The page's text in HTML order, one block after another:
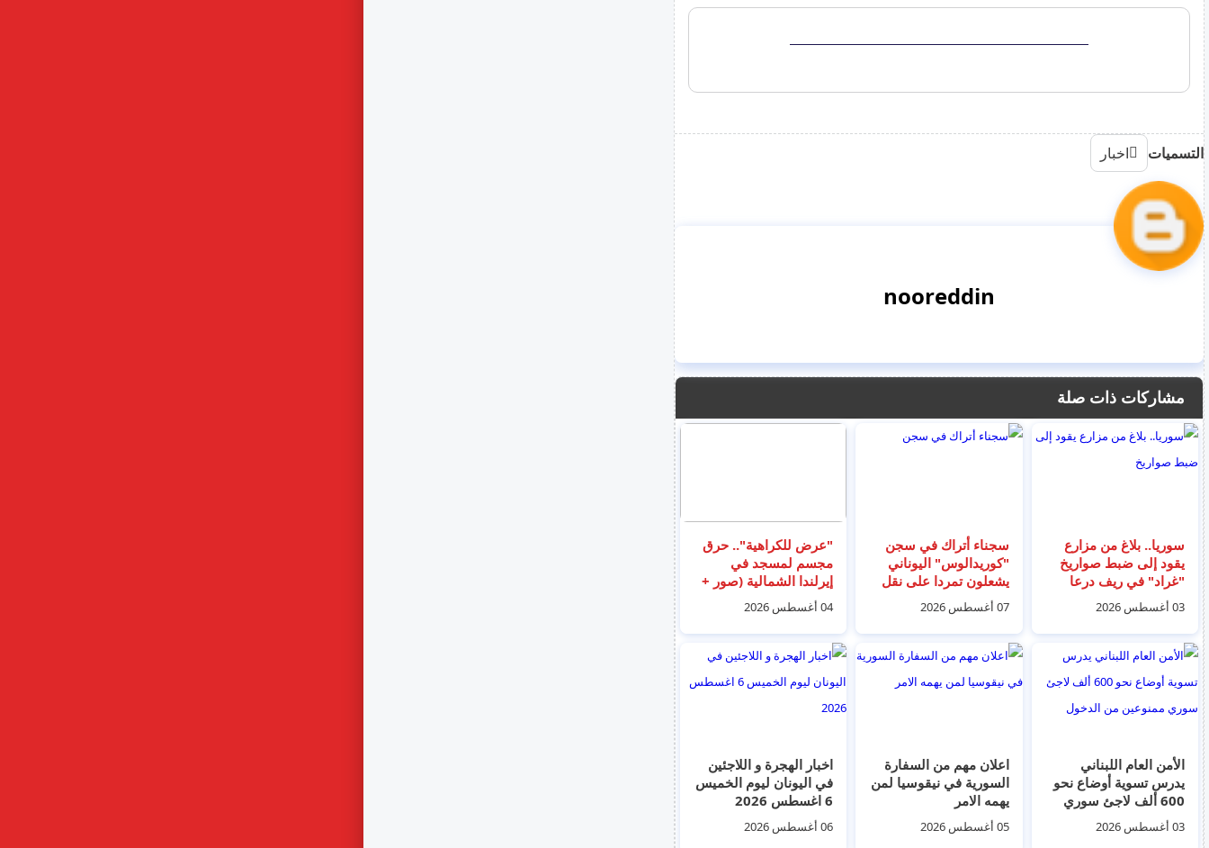
التسميات اخبار
nooreddin
مشاركات ذات صلة
سوريا.. بلاغ من مزارع
يقود إلى ضبط صواريخ
"غراد" في ريف درعا
03 أغسطس 2026
سجناء أتراك في سجن
"كوريدالوس" اليوناني
يشعلون تمردا على نقل
أحد النزلاء تمهيدًا لترحيله
إلى تركيا
07 أغسطس 2026
"عرض للكراهية".. حرق
مجسم لمسجد في
إيرلندا الشمالية (صور +
فيديو)04 أغسطس 2026
الأمن العام اللبناني
يدرس تسوية أوضاع نحو
600 ألف لاجئ سوري
ممنوعين من الدخول03 أغسطس 2026
اعلان مهم من السفارة
السورية في نيقوسيا لمن
يهمه الامر
05 أغسطس 2026
اخبار الهجرة و اللاجئين
في اليونان ليوم الخميس
6 اغسطس 2026
06 أغسطس 2026